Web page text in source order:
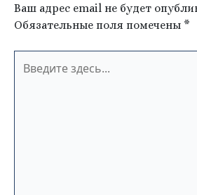
Ваш адрес email не будет
Обязательные поля помечены *
здесь...